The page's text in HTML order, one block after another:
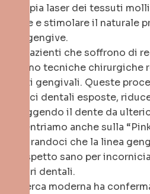
la terapia laser dei tessuti
infette e stimolare il naturale
delle gengive.
Per i pazienti che soffrono di
offriamo tecniche chirurgiche
innesti gengivali. Queste
le radici dentali esposte,
proteggendo il dente da
concentriamo anche sulla
assicurandoci che la linea
dall’aspetto sano per
restauri dentali.
La ricerca moderna ha